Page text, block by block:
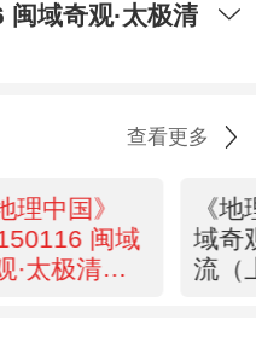
闽域奇观·太极清
查看更多
理中国》
闽域
·太极清流
《
域奇
流（